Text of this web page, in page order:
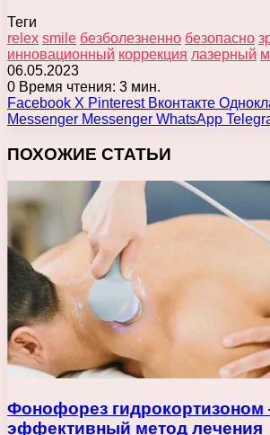
Теги
relex smile безболезненно безопасно
инновационный коррекция лазерный
06.05.2023
0 Время чтения: 3 мин.
Facebook X Pinterest Вконтакте
Messenger Messenger WhatsApp
ПОХОЖИЕ СТАТЬИ
Фонофорез
эффективный метод лечения